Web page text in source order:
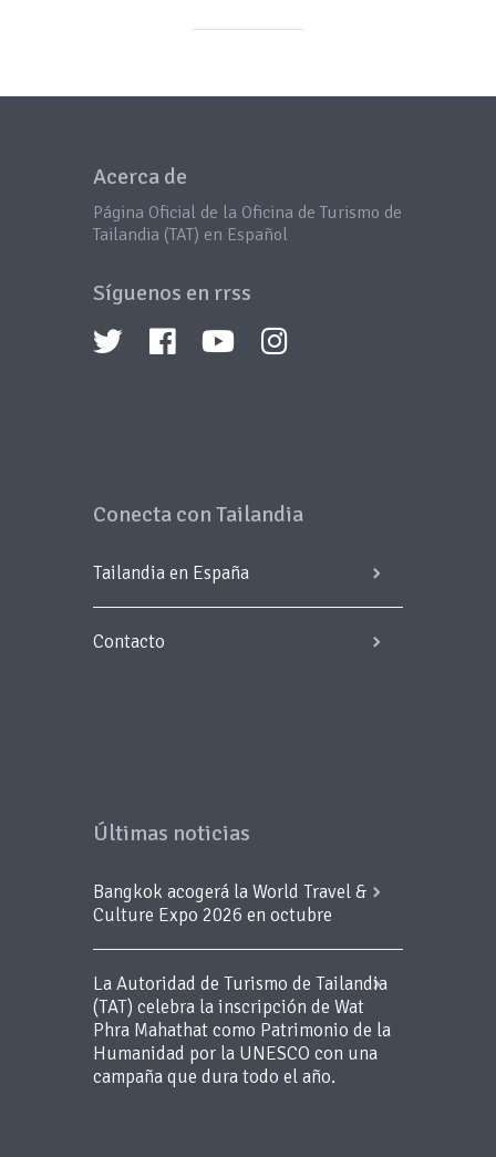
Acerca de
Página Oficial de la Oficina de Turismo de
Tailandia (TAT) en Español
Síguenos en rrss
Conecta con Tailandia
Tailandia en España
Contacto
Últimas noticias
Bangkok acogerá la World Travel &
Culture Expo 2026 en octubre
La Autoridad de Turismo de Tailandia
(TAT) celebra la inscripción de Wat
Phra Mahathat como Patrimonio de la
Humanidad por la UNESCO con una
campaña que dura todo el año.